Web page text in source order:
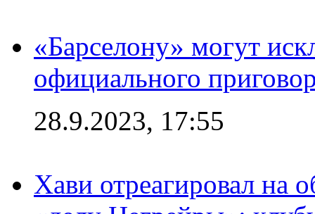
«Барселону» могут
официального
28.9.2023, 17:55
Хави отреагировал на